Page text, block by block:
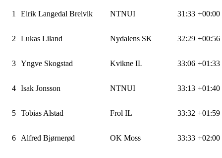
1 Eirik Langedal Breivik NTNUI 31:33 +00:00
2 Lukas Liland Nydalens SK 32:29 +00:56
3 Yngve Skogstad Kvikne IL 33:06 +01:33
4 Isak Jonsson NTNUI 33:13 +01:40
5 Tobias Alstad Frol IL 33:32 +01:59
6 Alfred Bjørnerød OK Moss 33:33 +02:00